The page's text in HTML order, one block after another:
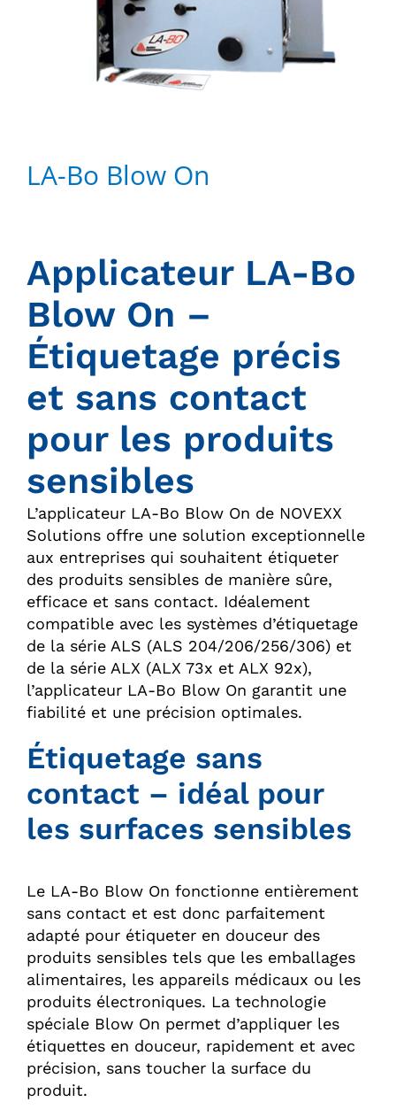
LA-Bo Blow On
Applicateur LA-Bo
Blow On –
Étiquetage précis
et sans contact
pour les produits
sensibles
L’applicateur LA-Bo Blow On de NOVEXX
Solutions offre une solution exceptionnelle
aux entreprises qui souhaitent étiqueter
des produits sensibles de manière sûre,
efficace et sans contact. Idéalement
compatible avec les systèmes d’étiquetage
de la série ALS (ALS 204/206/256/306) et
de la série ALX (ALX 73x et ALX 92x),
l’applicateur LA-Bo Blow On garantit une
fiabilité et une précision optimales.
Étiquetage sans
contact – idéal pour
les surfaces sensibles
Le LA-Bo Blow On fonctionne entièrement
sans contact et est donc parfaitement
adapté pour étiqueter en douceur des
produits sensibles tels que les emballages
alimentaires, les appareils médicaux ou les
produits électroniques. La technologie
spéciale Blow On permet d’appliquer les
étiquettes en douceur, rapidement et avec
précision, sans toucher la surface du
produit.